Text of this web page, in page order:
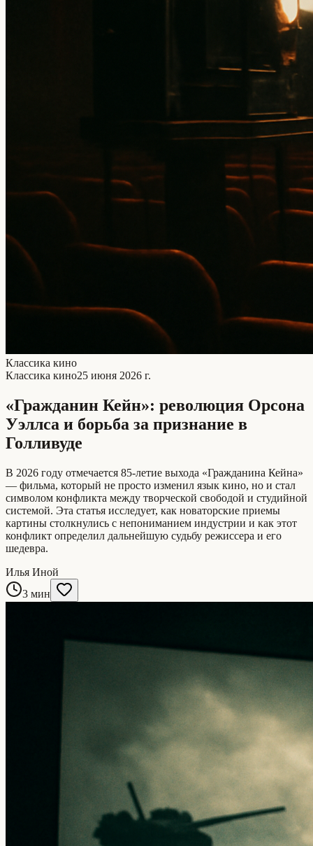
Классика кино
Классика кино25 июня 2026 г.
«Гражданин Кейн»: революция Орсона
Уэллса и борьба за признание в
Голливуде
В 2026 году отмечается 85-летие выхода «Гражданина Кейна»
— фильма, который не просто изменил язык кино, но и стал
символом конфликта между творческой свободой и студийной
системой. Эта статья исследует, как новаторские приемы
картины столкнулись с непониманием индустрии и как этот
конфликт определил дальнейшую судьбу режиссера и его
шедевра.
Илья Иной
3 мин